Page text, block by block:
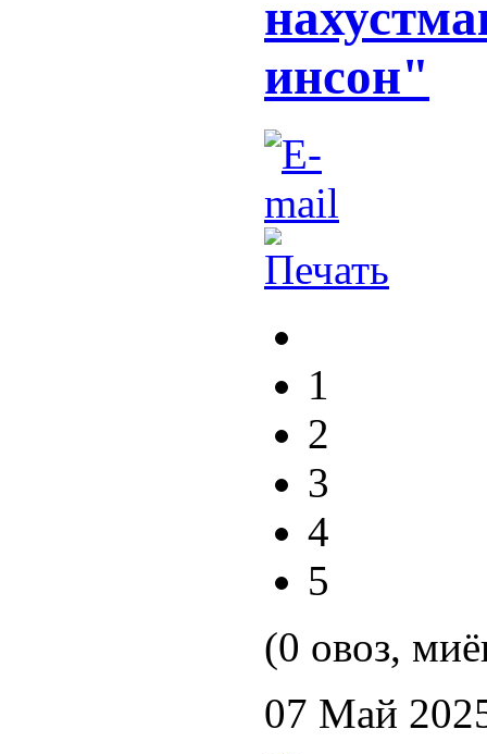
инсон"
1
2
3
4
5
(0 овоз,
07 Май